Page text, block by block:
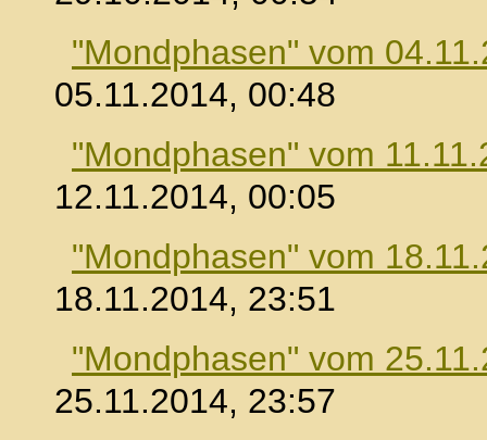
"Mondphasen" vom
05.11.2014, 00:48
"Mondphasen" vom
12.11.2014, 00:05
"Mondphasen" vom
18.11.2014, 23:51
"Mondphasen" vom
25.11.2014, 23:57